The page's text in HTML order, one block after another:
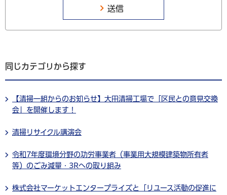
同じカテゴリから探す
【清掃一組からのお知らせ】大田清掃工場で「区民との意見交換
会」を開催します！
清掃リサイクル講演会
令和7年度環境分野の功労事業者（事業用大規模建築物所有者
等）のごみ減量・3Rへの取り組み
株式会社マーケットエンタープライズと「リユース活動の促進に